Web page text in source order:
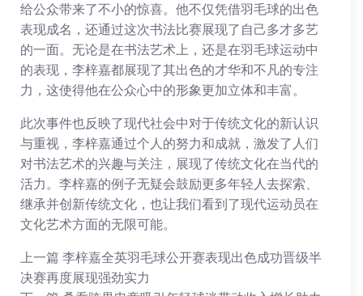
给公众带来了不小的惊喜。他不仅凭借羽毛球的出色
表现成名，还通过这次书法比赛展现了自己多才多艺
的一面。无论是在书法艺术上，还是在羽毛球运动中
的表现，李梓嘉都展现了其出色的才华和不凡的专注
力，这使得他在公众心中的形象更加立体和丰富。
此次事件也反映了现代社会中对于传统文化的新认识
与重视，李梓嘉通过个人的努力和成就，激发了人们
对书法艺术的兴趣与关注，展现了传统文化在当代的
活力。李梓嘉的例子无疑会鼓励更多年轻人去探索、
继承并创新传统文化，也让我们看到了现代运动员在
文化艺术方面的无限可能。
上一篇 李梓嘉全英羽毛球公开赛表现出色成功晋级半
决赛再度展现强劲实力